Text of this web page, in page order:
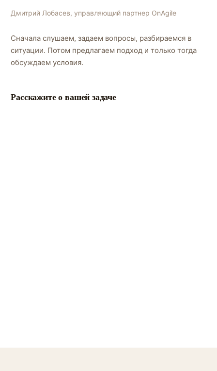
Дмитрий Лобасев, управляющий партнер OnAgile
Сначала слушаем, задаем вопросы, разбираемся в
ситуации. Потом предлагаем подход и только тогда
обсуждаем условия.
Расскажите о вашей задаче